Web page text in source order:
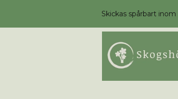
Skickas spårbart